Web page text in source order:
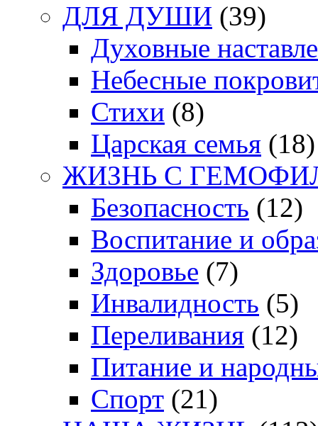
ДЛЯ ДУШИ (39)
Духовные
Небесные
Стихи (8)
Царская семья (18)
ЖИЗНЬ С
Безопасность (12)
Воспитание и
Здоровье (7)
Инвалидность (5)
Переливания (12)
Питание и
Спорт (21)